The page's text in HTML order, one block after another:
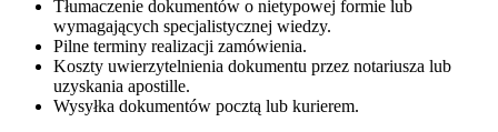
Tłumaczenie dokumentów o nietypowej formie lub
wymagających specjalistycznej wiedzy.
Pilne terminy realizacji zamówienia.
Koszty uwierzytelnienia dokumentu przez notariusza lub
uzyskania apostille.
Wysyłka dokumentów pocztą lub kurierem.